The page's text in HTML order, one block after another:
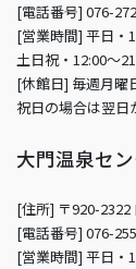
[電話番号] 076-
[営業時間] 平日・
土日祝・12:00～
[休館日] 毎週月曜
祝日の場合は翌日
大門温泉セ
[住所] 〒920-
[電話番号] 076-
[営業時間] 平日・